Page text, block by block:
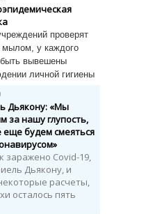
проверят
мылом, у каждого
вывешены
личной гигиены
Дьякону: «Мы
за нашу глупость,
еще будем смеяться
заражено Covid-19,
Дьякону, и
расчеты,
осталось пять